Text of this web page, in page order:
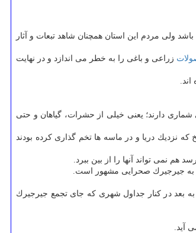
ولی مردم این استان همچنان شاهد تبعات و آثار
زراعی و باغی را به خطر می اندازد و در نهایت
شماری دارند؛ یعنی خیلی از حشرات، گیاهان و حتی
نزدیك دریا و در ماسه ها تخم گذاری كرده بودند
به جیرجیرك صحرایی مشهور است.
برای مبارزه با آنها در شهر باید شهرداری پیش قدم و از سموم پایدار و قوی در سطح گسترده استفاده كند؛ البته این سم پاشی باید ساعت ۱۲ صبح به بعد در كنار جداول شهری كه جای تجمع جیرجیرك
آید.